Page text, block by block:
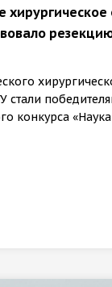
стали
конкурса